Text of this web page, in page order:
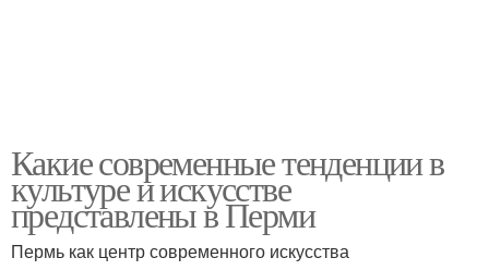
Какие современные тенденции в
культуре и искусстве
представлены в Перми
Пермь как центр современного искусства